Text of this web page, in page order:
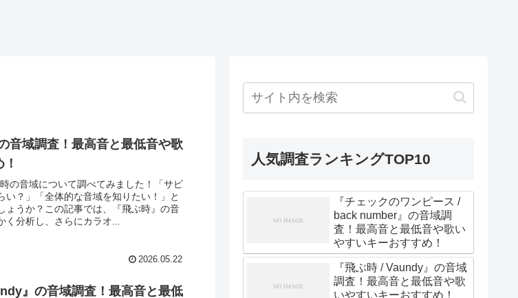
音域調査！最高音と最低音や歌
の音域について調べてみました！「サビ
い？」「全体的な音域を知りたい！」と
ょうか？この記事では、『飛ぶ時』の音
分析し、さらにカラオ...
2026.05.22
』の音域調査！最高音と最低
人気調査ランキングTOP10
『チェックのワンピース /
back number』の音域調
査！最高音と最低音や歌い
やすいキーおすすめ！
『飛ぶ時 / Vaundy』の音域
調査！最高音と最低音や歌
いやすいキーおすすめ！